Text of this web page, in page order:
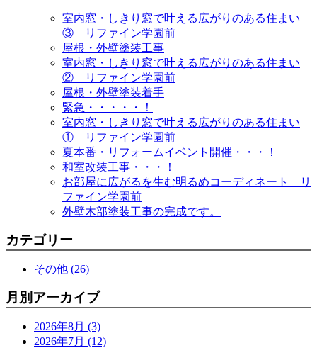
室内窓・しきり窓で叶える広がりのある住まい
③ リファイン学園前
屋根・外壁塗装工事
室内窓・しきり窓で叶える広がりのある住まい
② リファイン学園前
屋根・外壁塗装着手
緊急・・・・・！
室内窓・しきり窓で叶える広がりのある住まい
① リファイン学園前
夏本番・リフォームイベント開催・・・！
和室改装工事・・・！
お部屋に広がるを生む明るめコーディネート リ
ファイン学園前
外壁木部塗装工事の完成です。
カテゴリー
その他 (26)
月別アーカイブ
2026年8月 (3)
2026年7月 (12)